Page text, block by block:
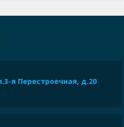
я Перестроечная, д.20